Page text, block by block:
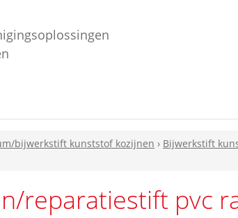
bijwerkstift kunststof kozijnen › Bijwerkstift
reparatiestift pvc